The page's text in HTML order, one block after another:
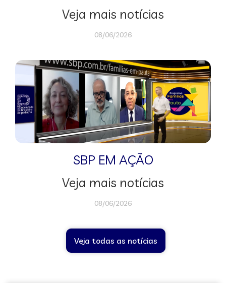
Veja mais notícias
08/06/2026
SBP EM AÇÃO
Veja mais notícias
08/06/2026
Veja todas as notícias